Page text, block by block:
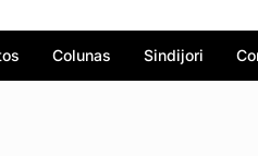
Colunas Sindijori